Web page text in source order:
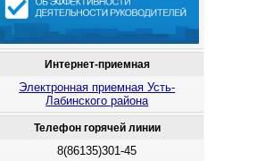
Интернет-приемная
Электронная приемная Усть-
Лабинского района
Телефон горячей линии
8(86135)301-45